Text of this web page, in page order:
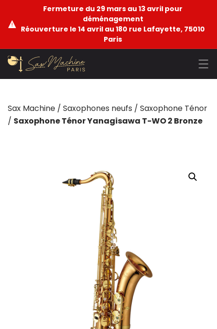
Fermeture du 29 mars au 13 avril pour
déménagement
Réouverture le 14 avril au 180 rue Lafayette, 75010
Paris
Sax Machine / Saxophones neufs / Saxophone Ténor
/ Saxophone Ténor Yanagisawa T-WO 2 Bronze